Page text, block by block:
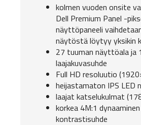
kolmen vuoden onsite
Dell Premium Panel -
näyttöpaneeli
näytöstä löytyy yksikin
27 tuuman näyttöala ja
laajakuvasuhde
Full HD resoluutio
heijastamaton IPS LED
laajat katselukulmat
korkea 4M:1 dynaaminen
kontrastisuhde